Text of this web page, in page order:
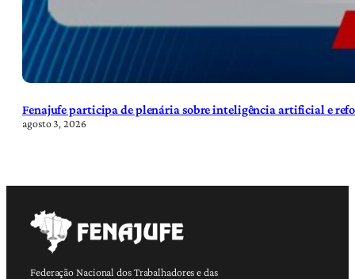
Fenajufe participa de plenária sobre inteligência artificial e
agosto 3, 2026
Federação Nacional dos Trabalhadores e das